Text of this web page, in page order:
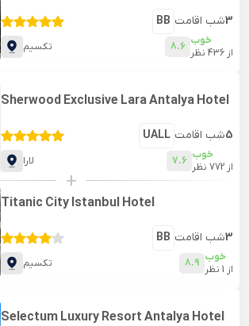
BB شب اقامت3
تکسیم 8.6 خوب
از 436 نظر
Sherwood Exclusive Lara Antalya Hotel
UALL شب اقامت5
لارا 7.6 خوب
از 772 نظر
+
Titanic City Istanbul Hotel
BB شب اقامت3
تکسیم 8.9 خوب
از 1 نظر
Selectum Luxury Resort Antalya Hotel